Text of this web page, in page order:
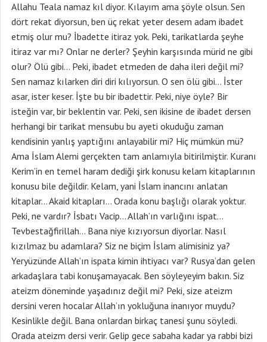
Allahu Teala namaz kıl diyor. Kılayım ama şöyle olsun. Sen
dört rekat diyorsun, ben üç rekat yeter desem adam ibadet
etmiş olur mu? İbadette itiraz yok. Peki, tarikatlarda şeyhe
itiraz var mı? Onlar ne derler? Şeyhin karşısında mürid ne gibi
olur? Ölü gibi… Peki, ibadet etmeden de daha ileri değil mi?
Sen namaz kılarken diri diri kılıyorsun. O sen ölü gibi… İster
asar, ister keser. İşte bu bir ibadettir. Peki, niye öyle? Bir
isteğin var, bir beklentin var. Peki, sen ikisine de ibadet dersen
herhangi bir tarikat mensubu bu ayeti okuduğu zaman
kendisinin yanlış yaptığını anlayabilir mi? Hiç mümkün mü?
Ama İslam Alemi gerçekten tam anlamıyla bitirilmiştir. Kuranı
Kerim’in en temel haram dediği şirk konusu kelam kitaplarının
konusu bile değildir. Kelam, yani İslam inancını anlatan
kitaplar… Akaid kitapları… Orada konu başlığı olarak yoktur.
Peki, ne vardır? İsbatı Vacip… Allah’ın varlığını ispat…
Tevbestağfirillah… Bana niye kızıyorsun diyorlar. Nasıl
kızılmaz bu adamlara? Siz ne biçim İslam alimisiniz ya?
Yeryüzünde Allah’ın ispata kimin ihtiyacı var? Rusya’dan gelen
arkadaşlara tabi konuşamayacak. Ben söyleyeyim bakın. Siz
ateizm döneminde yaşadınız değil mi? Peki, size ateizm
dersini veren hocalar Allah’ın yokluğuna inanıyor muydu?
Kesinlikle değil. Bana onlardan birkaç tanesi şunu söyledi.
Orada ateizm dersi verir. Gelip gece sabaha kadar ya rabbi bizi